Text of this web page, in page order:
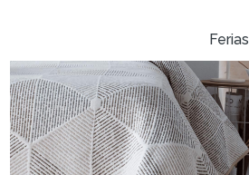
Ferias